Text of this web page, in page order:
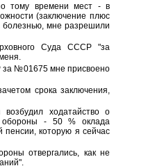
тому времени мест - в
(заключение плюс
болезнью, мне разрешили
Суда СССР "за
№01675 мне присвоено
срока заключения,
ходатайство о
обороны - 50 % оклада
которую я сейчас
отвергались, как не